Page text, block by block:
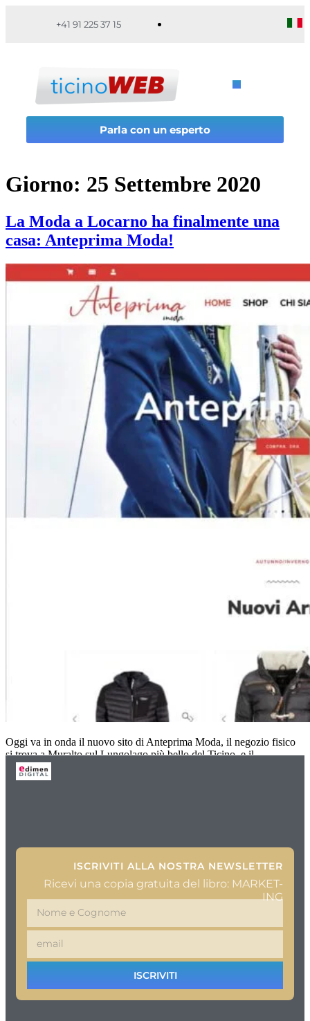
+41 91 225 37 15
Parla con un esperto
Giorno: 25 Settembre 2020
La Moda a Locarno ha finalmente una
casa: Anteprima Moda!
Oggi va in onda il nuovo sito di Anteprima Moda, il negozio fisico
si trova a Muralto sul Lungolago più bello del Ticino, e il
ISCRIVITI ALLA NOSTRA NEWSLETTER
Ricevi una copia gratuita del libro: MARKET-
ING
ISCRIVITI